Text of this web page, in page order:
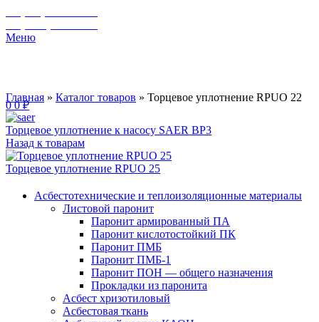
Меню
00₽
Главная » Каталог товаров » Торцевое уплотнение RPUO 22
Торцевое уплотнение к насосу SAER BP3
Назад к товарам
Торцевое уплотнение RPUO 25
Асбестотехнические и теплоизоляционные материалы
Листовой паронит
Паронит армированный ПА
Паронит кислотостойкий ПК
Паронит ПМБ
Паронит ПМБ-1
Паронит ПОН — общего назначения
Прокладки из паронита
Асбест хризотиловый
Асбестовая ткань